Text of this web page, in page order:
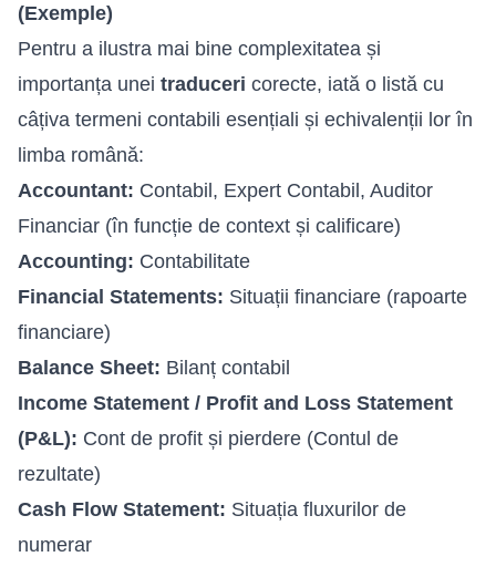
(Exemple)
Pentru a ilustra mai bine complexitatea și
importanța unei traduceri corecte, iată o listă cu
câțiva termeni contabili esențiali și echivalenții lor în
limba română:
Accountant: Contabil, Expert Contabil, Auditor
Financiar (în funcție de context și calificare)
Accounting: Contabilitate
Financial Statements: Situații financiare (rapoarte
financiare)
Balance Sheet: Bilanț contabil
Income Statement / Profit and Loss Statement
(P&L): Cont de profit și pierdere (Contul de
rezultate)
Cash Flow Statement: Situația fluxurilor de
numerar